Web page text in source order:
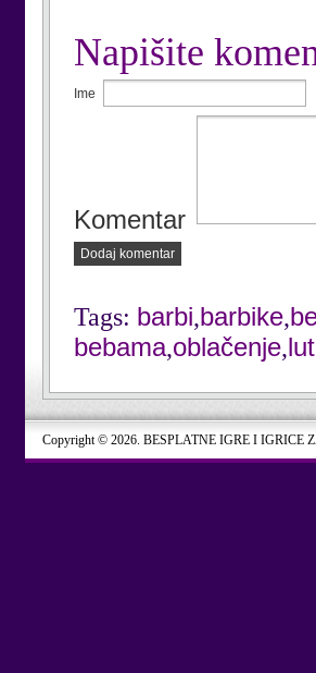
Napišite
Ime
Komentar
Dodaj komentar
Tags: barbi,barbike,
bebama,oblačenje,
Copyright © 2026. BESPLATNE IGRE I IGRICE